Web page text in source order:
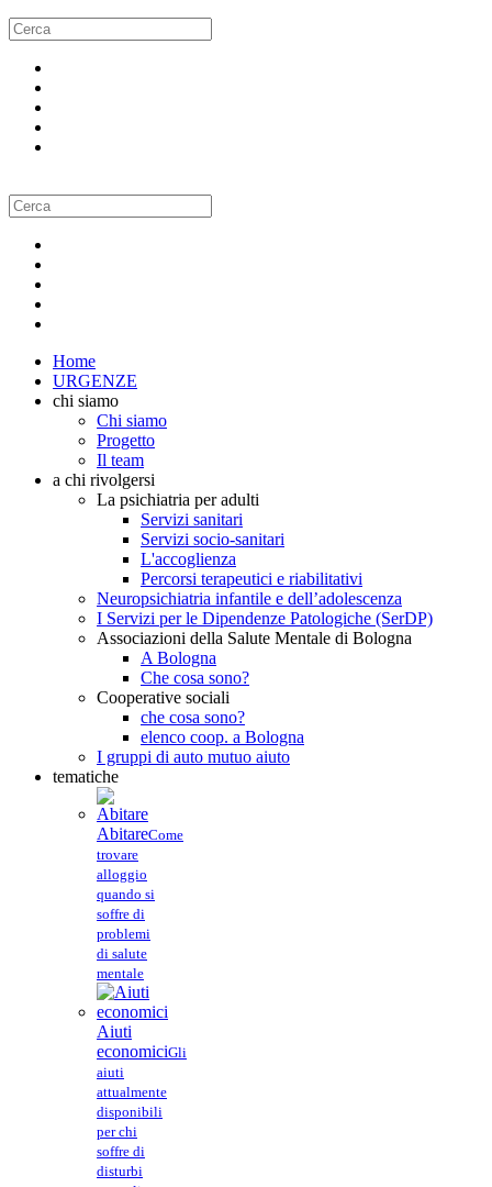
Home
URGENZE
chi siamo
Chi siamo
Progetto
Il team
a chi rivolgersi
La psichiatria per adulti
Servizi sanitari
Servizi socio-sanitari
L'accoglienza
Percorsi terapeutici e riabilitativi
Neuropsichiatria infantile e dell’adolescenza
I Servizi per le Dipendenze Patologiche (SerDP)
Associazioni della Salute Mentale di Bologna
A Bologna
Che cosa sono?
Cooperative sociali
che cosa sono?
elenco coop. a Bologna
I gruppi di auto mutuo aiuto
tematiche
AbitareCome
trovare
alloggio
quando si
soffre di
problemi
di salute
mentale
Aiuti
economiciGli
aiuti
attualmente
disponibili
per chi
soffre di
disturbi